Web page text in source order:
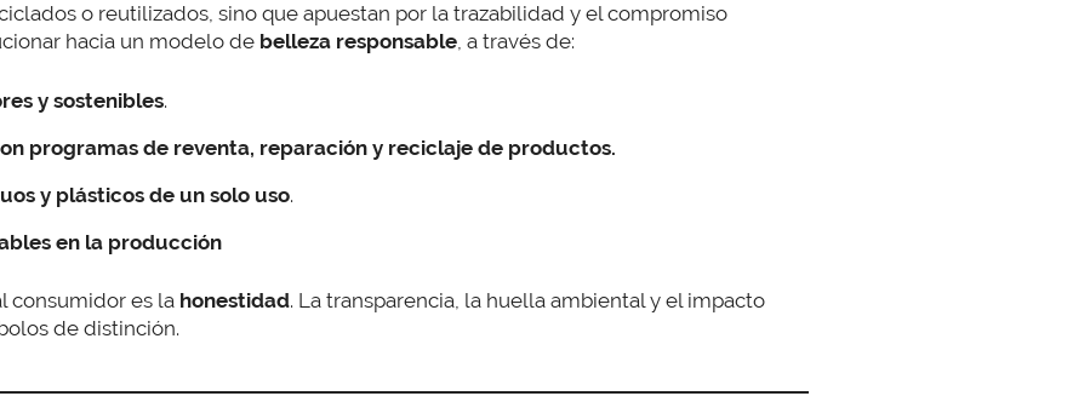
o reutilizados, sino que apuestan por la trazabilidad y el compromiso
hacia un modelo de belleza responsable, a través de:
y sostenibles.
programas de reventa, reparación y reciclaje de productos.
y plásticos de un solo uso.
en la producción
consumidor es la honestidad. La transparencia, la huella ambiental y el impacto
de distinción.